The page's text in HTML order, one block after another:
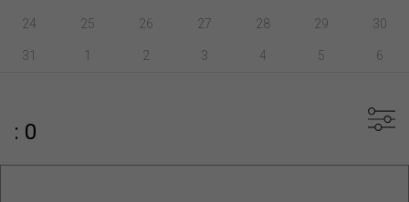
24 25 26 27 28 29 30
31 1 2 3 4 5 6
: 0